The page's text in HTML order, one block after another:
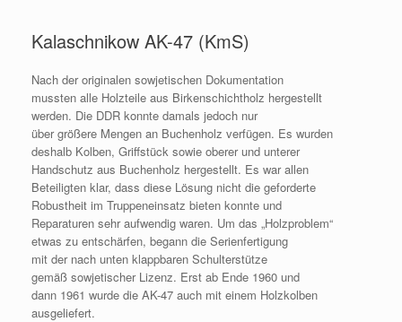
Kalaschnikow AK-47 (KmS)
Nach der originalen sowjetischen Dokumentation
mussten alle Holzteile aus Birkenschichtholz hergestellt
werden. Die DDR konnte damals jedoch nur
über größere Mengen an Buchenholz verfügen. Es wurden
deshalb Kolben, Griffstück sowie oberer und unterer
Handschutz aus Buchenholz hergestellt. Es war allen
Beteiligten klar, dass diese Lösung nicht die geforderte
Robustheit im Truppeneinsatz bieten konnte und
Reparaturen sehr aufwendig waren. Um das „Holzproblem“
etwas zu entschärfen, begann die Serienfertigung
mit der nach unten klappbaren Schulterstütze
gemäß sowjetischer Lizenz. Erst ab Ende 1960 und
dann 1961 wurde die AK-47 auch mit einem Holzkolben
ausgeliefert.